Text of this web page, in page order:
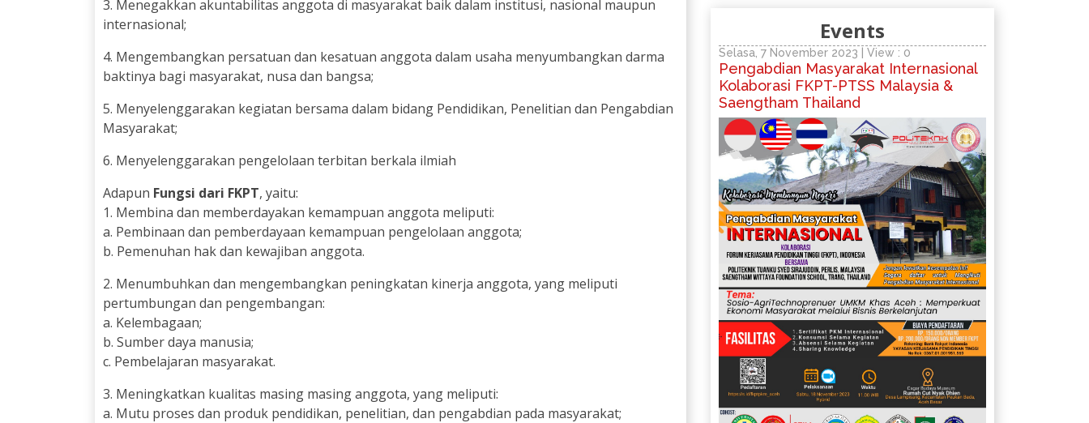
3. Menegakkan akuntabilitas anggota di masyarakat baik dalam institusi, nasional maupun
internasional;
4. Mengembangkan persatuan dan kesatuan anggota dalam usaha menyumbangkan darma
baktinya bagi masyarakat, nusa dan bangsa;
5. Menyelenggarakan kegiatan bersama dalam bidang Pendidikan, Penelitian dan Pengabdian
Masyarakat;
6. Menyelenggarakan pengelolaan terbitan berkala ilmiah
Adapun Fungsi dari FKPT, yaitu:
1. Membina dan memberdayakan kemampuan anggota meliputi:
a. Pembinaan dan pemberdayaan kemampuan pengelolaan anggota;
b. Pemenuhan hak dan kewajiban anggota.
2. Menumbuhkan dan mengembangkan peningkatan kinerja anggota, yang meliputi
pertumbungan dan pengembangan:
a. Kelembagaan;
b. Sumber daya manusia;
c. Pembelajaran masyarakat.
3. Meningkatkan kualitas masing masing anggota, yang meliputi:
a. Mutu proses dan produk pendidikan, penelitian, dan pengabdian pada masyarakat;
Events
Selasa, 7 November 2023 | View : 0
Pengabdian Masyarakat Internasional
Kolaborasi FKPT-PTSS Malaysia &
Saengtham Thailand